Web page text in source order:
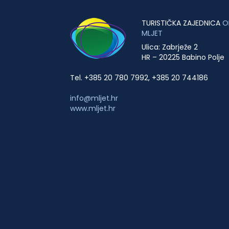
TURISTIČKA ZAJEDNICA
MLJET
Ulica: Zabrježe 2
HR – 20225 Babino Polje
Tel. +385 20 780 7992, +385 20 744186
info@mljet.hr
www.mljet.hr